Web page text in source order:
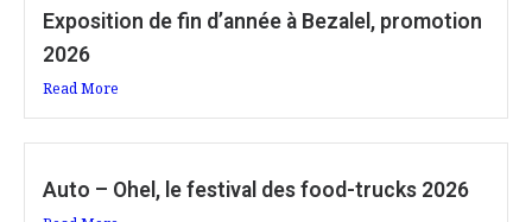
Exposition de fin d’année à Bezalel, promotion
2026
Read More
Auto – Ohel, le festival des food-trucks 2026